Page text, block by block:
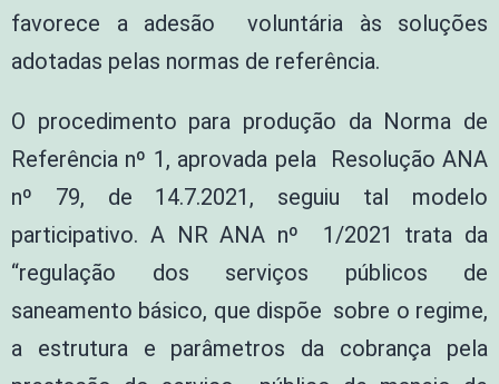
favorece a adesão voluntária às soluções
adotadas pelas normas de referência.
O procedimento para produção da Norma de
Referência nº 1, aprovada pela Resolução ANA
nº 79, de 14.7.2021, seguiu tal modelo
participativo. A NR ANA nº 1/2021 trata da
“regulação dos serviços públicos de
saneamento básico, que dispõe sobre o regime,
a estrutura e parâmetros da cobrança pela